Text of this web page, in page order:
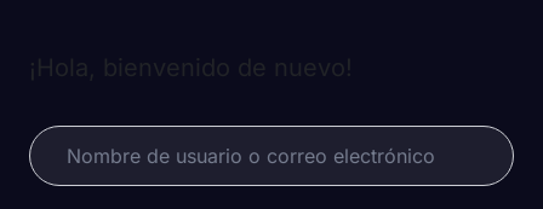
¡Hola, bienvenido de nuevo!